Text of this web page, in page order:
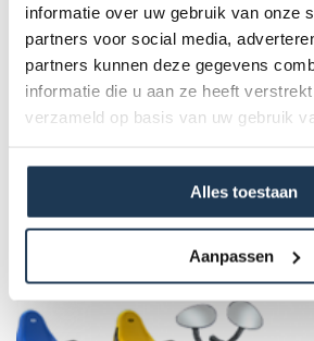
informatie over uw gebruik van onze
partners voor social media,
partners kunnen deze gegevens
informatie die u aan ze heeft
verzameld op basis van uw gebruik
Alles toestaan
Aanpassen
Specificaties
Kleur:
Dit product behoort
volgende categorie(ën)